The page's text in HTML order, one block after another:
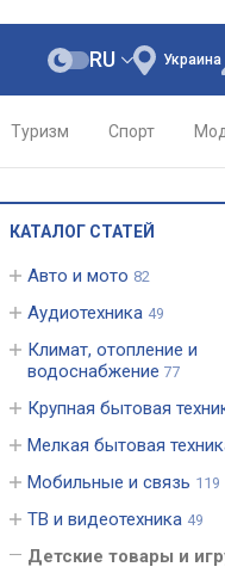
Украина
RU
Туризм Спорт
КАТАЛОГ СТАТЕЙ
Авто и мото 82
Аудиотехника 49
Климат, отопление и
водоснабжение 77
Крупная бытовая
Мелкая бытовая
Мобильные и связь 119
ТВ и видеотехника 49
Детские товары и